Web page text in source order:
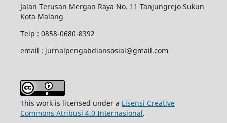
Jalan Terusan Mergan Raya No. 11 Tanjungrejo Sukun
Kota Malang
Telp : 0858-0680-8392
email : jurnalpengabdiansosial@gmail.com
This work is licensed under a Lisensi Creative
Commons Atribusi 4.0 Internasional.